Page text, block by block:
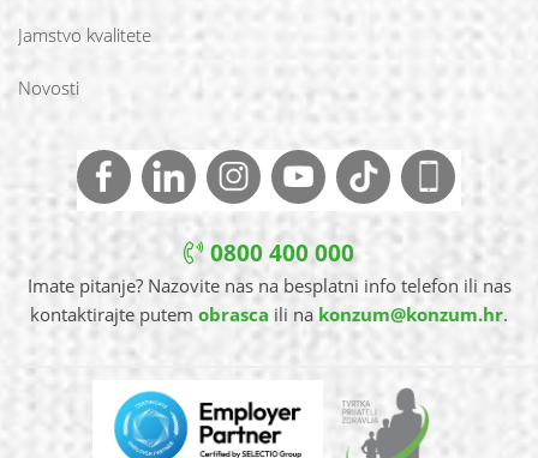
Jamstvo kvalitete
Novosti
0800 400 000
Imate pitanje? Nazovite nas na besplatni info telefon ili nas
kontaktirajte putem obrasca ili na konzum@konzum.hr.